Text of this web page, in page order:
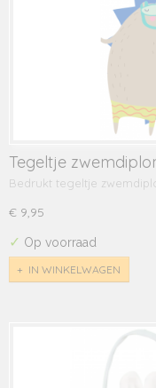
Tegeltje
Bedrukt tegeltje
€ 9,95
✓ Op voorraad
IN WINKELWAGEN